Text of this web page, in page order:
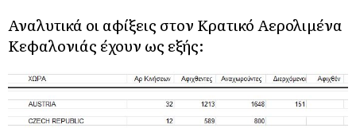
Αναλυτικά οι αφίξεις στον Κρατικό Αερολιμένα
Κεφαλονιάς έχουν ως εξής: